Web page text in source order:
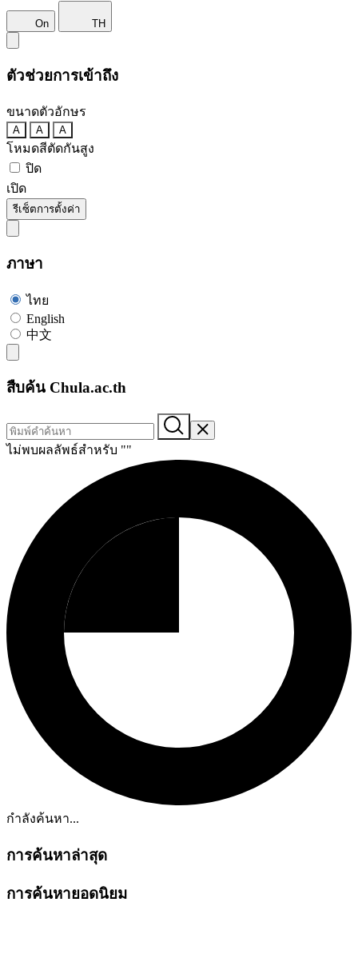
On TH
ตัวช่วยการเข้าถึง
ขนาดตัวอักษร
A A A
โหมดสีตัดกันสูง
ปิด
เปิด
รีเซ็ตการตั้งค่า
ภาษา
ไทย
English
中文
สืบค้น Chula.ac.th
ไม่พบผลลัพธ์สำหรับ ""
กำลังค้นหา...
การค้นหาล่าสุด
การค้นหายอดนิยม